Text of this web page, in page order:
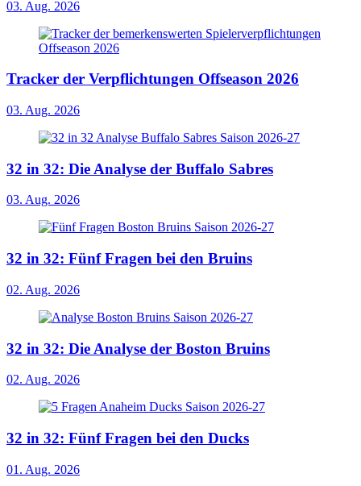
03. Aug. 2026
Tracker der Verpflichtungen Offseason 2026
03. Aug. 2026
32 in 32: Die Analyse der Buffalo Sabres
03. Aug. 2026
32 in 32: Fünf Fragen bei den Bruins
02. Aug. 2026
32 in 32: Die Analyse der Boston Bruins
02. Aug. 2026
32 in 32: Fünf Fragen bei den Ducks
01. Aug. 2026